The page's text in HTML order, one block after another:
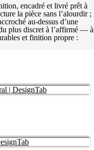
encadré et livré prêt à
la pièce sans l’alourdir ;
au-dessus d’une
plus discret à l’affirmé — à
et finition propre :